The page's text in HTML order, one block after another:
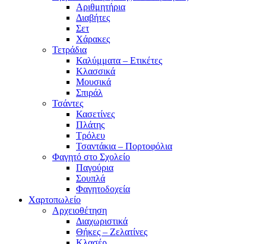
Αριθμητήρια
Διαβήτες
Σετ
Χάρακες
Τετράδια
Καλύμματα – Ετικέτες
Κλασσικά
Μουσικά
Σπιράλ
Τσάντες
Κασετίνες
Πλάτης
Τρόλευ
Τσαντάκια – Πορτοφόλια
Φαγητό στο Σχολείο
Παγούρια
Σουπλά
Φαγητοδοχεία
Χαρτοπωλείο
Αρχειοθέτηση
Διαχωριστικά
Θήκες – Ζελατίνες